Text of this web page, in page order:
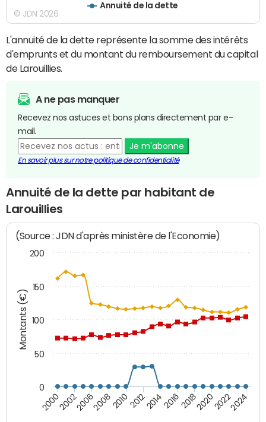
Annuité de la dette
© JDN 2026
L'annuité de la dette représente la somme des intérêts
d'emprunts et du montant du remboursement du capital
de Larouillies.
A ne pas manquer
Recevez nos astuces et bons plans directement par e-
mail.
Je m'abonne
En savoir plus sur notre politique de confidentialité
Annuité de la dette par habitant de
Larouillies
Montants (€)
(Source : JDN d'après ministère de l'Economie)
200020022006200820102012201420162018202020222024
0
50
100
150
200